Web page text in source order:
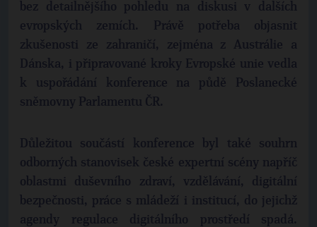
bez detailnějšího pohledu na diskusi v dalších
evropských zemích. Právě potřeba objasnit
zkušenosti ze zahraničí, zejména z Austrálie a
Dánska, i připravované kroky Evropské unie vedla
k uspořádání konference na půdě Poslanecké
sněmovny Parlamentu ČR.
Důležitou součástí konference byl také souhrn
odborných stanovisek české expertní scény napříč
oblastmi duševního zdraví, vzdělávání, digitální
bezpečnosti, práce s mládeží i institucí, do jejichž
agendy regulace digitálního prostředí spadá.